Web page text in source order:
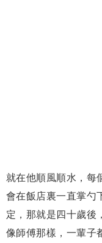
就在他順風順水，每
會在飯店裏一直掌勺
定，那就是四十歲後
像師傅那樣，一輩子